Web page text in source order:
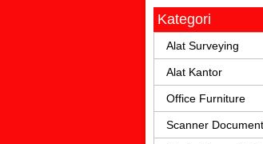
Kategori
Alat Surveying
Alat Kantor
Office Furniture
Scanner